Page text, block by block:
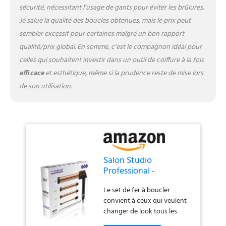
sécurité, nécessitant l’usage de gants pour éviter les brûlures.
Je salue la qualité des boucles obtenues, mais le prix peut
sembler excessif pour certaines malgré un bon rapport
qualité/prix global. En somme, c’est le compagnon idéal pour
celles qui souhaitent investir dans un outil de coiffure à la fois
efficaceet esthétique, même si la prudence reste de mise lors
de son utilisation.
Salon Studio
Professional -
Boucler My CurlSet -
Fer à Boucler
Interchangeable pour
Le set de fer à boucler
convient à ceux qui veulent
changer de look tous les
jours. My CurlSet est le fer